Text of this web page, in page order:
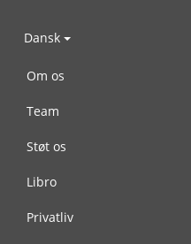
Dansk
Om os
Team
Støt os
Libro
Privatliv